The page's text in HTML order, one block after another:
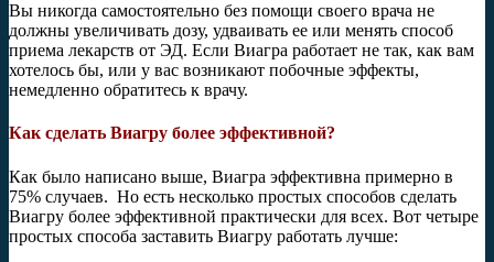
Вы никогда самостоятельно без помощи своего врача не
должны увеличивать дозу, удваивать ее или менять способ
приема лекарств от ЭД. Если Виагра работает не так, как вам
хотелось бы, или у вас возникают побочные эффекты,
немедленно обратитесь к врачу.
Как сделать Виагру более эффективной?
Как было написано выше, Виагра эффективна примерно в
75% случаев. Но есть несколько простых способов сделать
Виагру более эффективной практически для всех. Вот четыре
простых способа заставить Виагру работать лучше: